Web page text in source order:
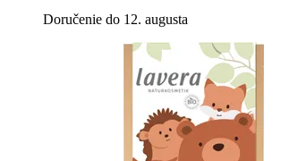
Doručenie do 12. augusta